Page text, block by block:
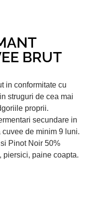
BRUT
in conformitate cu
struguri de cea mai
proprii.
secundare in
de minim 9 luni.
Pinot Noir 50%
piersici, paine coapta.